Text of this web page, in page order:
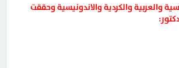
والعربية والكردية والاندونيسية وحققت